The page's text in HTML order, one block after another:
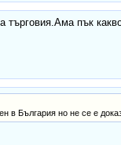
търговия.Ама пък
в България но не се е